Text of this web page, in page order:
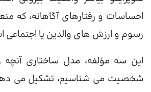
احساسات و رفتارهای آگاهانه، که
رسوم و ارزش های والدین یا
این سه مؤلفه، مدل ساختاری آنچه
شخصیت می شناسیم، تشکیل می